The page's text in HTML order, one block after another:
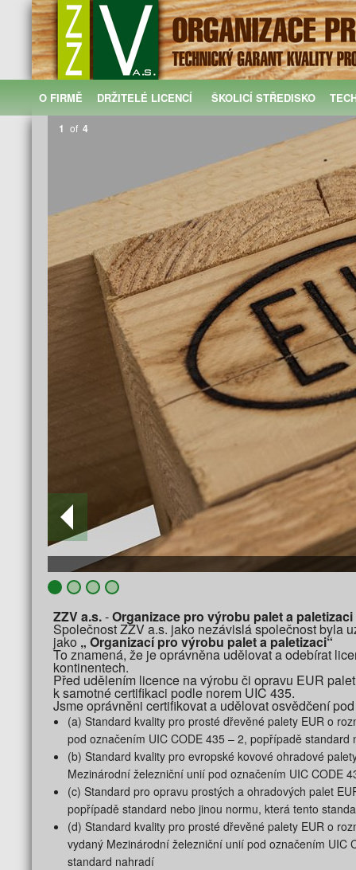
O FIRMĚ DRŽITELÉ LICENCÍ ŠKOLICÍ STŘEDISKO
1 of 4
ZZV a.s.-Organizace pro výrobu palet a paletizaci
Společnost ZZV a.s. jako nezávislá společnost byla
jako „ Organizací pro výrobu palet a paletizaci“
To znamená, že je oprávněna udělovat a odebírat
kontinentech.
Před udělením licence na výrobu či opravu EUR
k samotné certifikaci podle norem UIC 435.
Jsme oprávněni certifikovat a udělovat osvědčení
(a) Standard kvality pro prosté dřevěné palety EUR o
pod označením UIC CODE 435 – 2, popřípadě
(b) Standard kvality pro evropské kovové ohradové
Mezinárodní železniční unií pod označením UIC CODE
(c) Standard pro opravu prostých a ohradových palet
popřípadě standard nebo jinou normu, která tento
(d) Standard kvality pro prosté dřevěné palety EUR o
vydaný Mezinárodní železniční unií pod označením
standard nahradí